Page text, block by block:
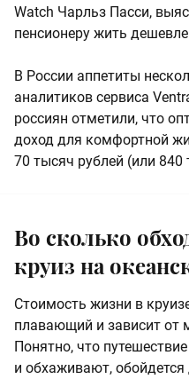
Watch Чарльз Пасси,
пенсионеру жить
В России аппетиты
аналитиков сервиса
россиян отметили, что
доход для комфортной
70 тысяч рублей (или 840
Во сколько
круиз на
Стоимость жизни в
плавающий и зависит от
Понятно, что
и обхаживают,